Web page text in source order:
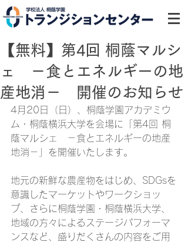
【無料】第4回 桐蔭マルシ
ェ －食とエネルギーの地
産地消－ 開催のお知らせ
4月20日（日）、桐蔭学園アカデミウ
ム・桐蔭横浜大学を会場に「 第4回 桐
蔭マルシェ　－食とエネルギーの地産
地消－
」を開催いたします。
地元の新鮮な農産物をはじめ、SDGsを
意識したマーケットやワークショッ
プ、さらに桐蔭学園・桐蔭横浜大学、
地域の方々によるステージパフォーマ
ンスなど、盛りだくさんの内容をご用